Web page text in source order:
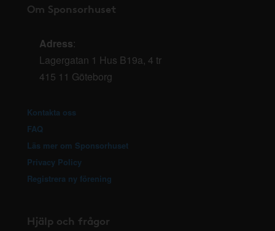
Om Sponsorhuset
Adress:
Lagergatan 1 Hus B19a, 4 tr
415 11 Göteborg
Kontakta oss
FAQ
Läs mer om Sponsorhuset
Privacy Policy
Registrera ny förening
Hjälp och frågor